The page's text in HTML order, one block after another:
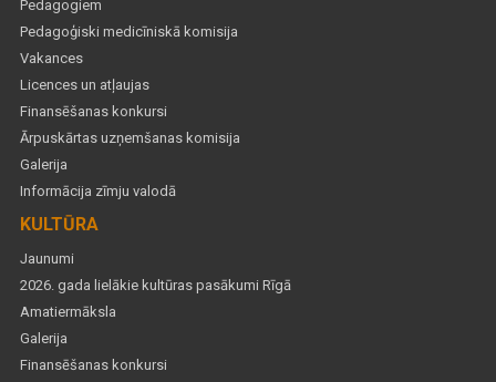
Pedagogiem
Pedagoģiski medicīniskā komisija
Vakances
Licences un atļaujas
Finansēšanas konkursi
Ārpuskārtas uzņemšanas komisija
Galerija
Informācija zīmju valodā
KULTŪRA
Jaunumi
2026. gada lielākie kultūras pasākumi Rīgā
Amatiermāksla
Galerija
Finansēšanas konkursi